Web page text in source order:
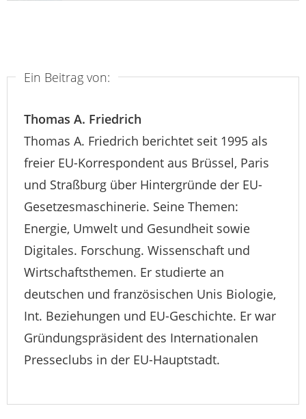
Ein Beitrag von:
Thomas A. Friedrich
Thomas A. Friedrich berichtet seit 1995 als
freier EU-Korrespondent aus Brüssel, Paris
und Straßburg über Hintergründe der EU-
Gesetzesmaschinerie. Seine Themen:
Energie, Umwelt und Gesundheit sowie
Digitales. Forschung. Wissenschaft und
Wirtschaftsthemen. Er studierte an
deutschen und französischen Unis Biologie,
Int. Beziehungen und EU-Geschichte. Er war
Gründungspräsident des Internationalen
Presseclubs in der EU-Hauptstadt.